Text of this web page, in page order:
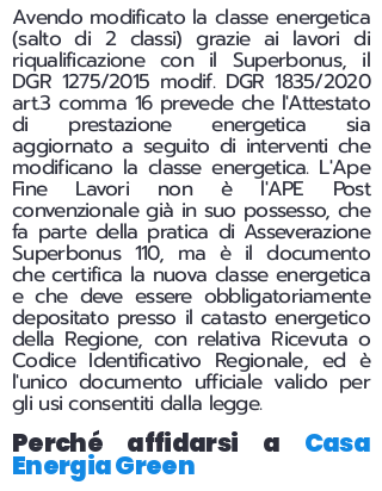
Avendo modificato la classe energetica
(salto di 2 classi) grazie ai lavori di
riqualificazione con il Superbonus, il
DGR 1275/2015 modif. DGR 1835/2020
art.3 comma 16 prevede che l'Attestato
di prestazione energetica sia
aggiornato a seguito di interventi che
modificano la classe energetica. L'Ape
Fine Lavori non è l'APE Post
convenzionale già in suo possesso, che
fa parte della pratica di Asseverazione
Superbonus 110, ma è il documento
che certifica la nuova classe energetica
e che deve essere obbligatoriamente
depositato presso il catasto energetico
della Regione, con relativa Ricevuta o
Codice Identificativo Regionale, ed è
l'unico documento ufficiale valido per
gli usi consentiti dalla legge.
Perché affidarsi a Casa
Energia Green